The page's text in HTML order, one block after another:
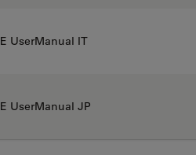
UserManual IT
UserManual JP